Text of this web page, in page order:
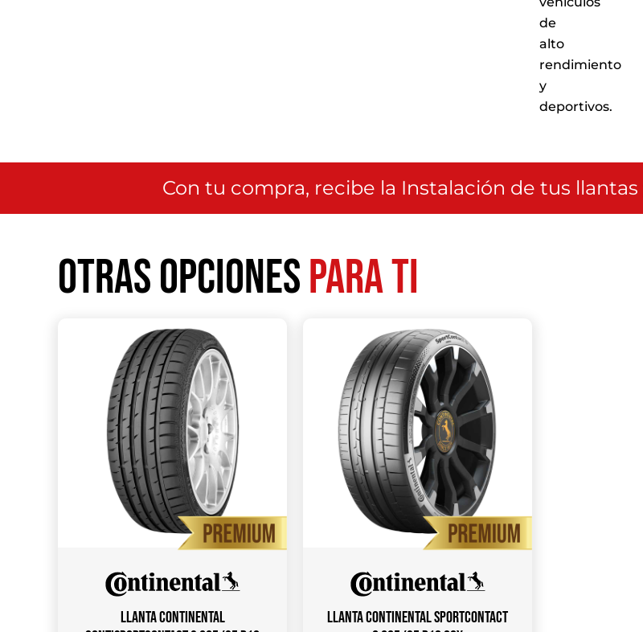
a
nivel
nacional
de
alto
rendimiento
y
deportivos.
Con tu compra, recibe la Instalación de tus llantas
Otras opcionespara ti
Llanta CONTINENTAL
Llanta CONTINENTAL SportContact